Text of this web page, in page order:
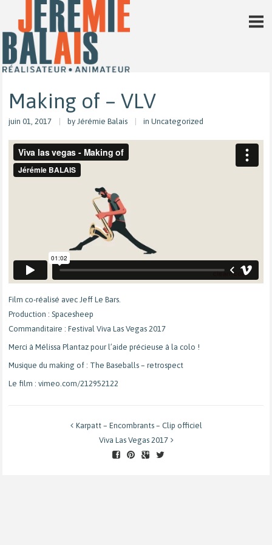
Making of – VLV
juin 01, 2017 by Jérémie Balais in Uncategorized
Film co-réalisé avec Jeff Le Bars.
Production : Spacesheep
Commanditaire : Festival Viva Las Vegas 2017
Merci à Mélissa Plantaz pour l’aide précieuse à la colo !
Musique du making of : The Baseballs – retrospect
Le film : vimeo.com/212952122
Karpatt – Encombrants – Clip officiel
Viva Las Vegas 2017